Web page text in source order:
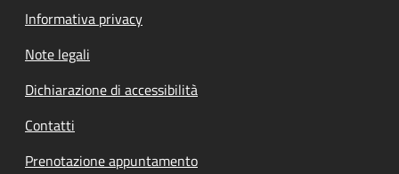
Informativa privacy
Note legali
Dichiarazione di accessibilità
Contatti
Prenotazione appuntamento